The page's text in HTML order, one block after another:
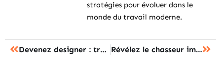
stratégies pour évoluer dans le
monde du travail moderne.
Devenez designer : transformez votre passion en carrière florissante ! Révélez le chasseur immobilier en vous avec notre formation révolutionnaire